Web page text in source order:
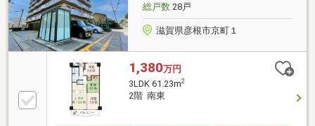
総戸数28戸
滋賀県彦根市京町１
1,380万円
3LDK 61.23m2
2階 南東